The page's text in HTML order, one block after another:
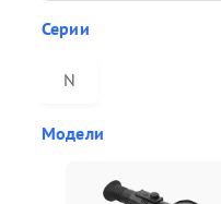
Серии
N
Модели